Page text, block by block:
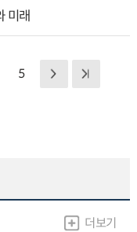
미래
5
더보기